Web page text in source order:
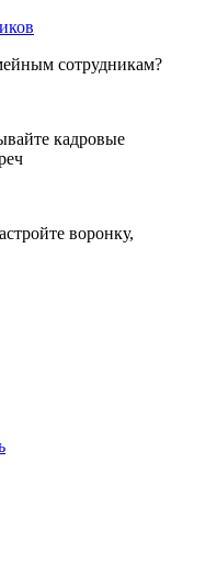
сотрудникам?
кадровые
воронку,